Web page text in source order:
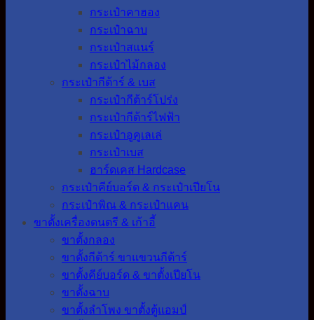
กระเป๋าคาฮอง
กระเป๋าฉาบ
กระเป๋าสแนร์
กระเป๋าไม้กลอง
กระเป๋ากีต้าร์ & เบส
กระเป๋ากีต้าร์โปร่ง
กระเป๋ากีต้าร์ไฟฟ้า
กระเป๋าอูคูเลเล่
กระเป๋าเบส
ฮาร์ดเคส Hardcase
กระเป๋าคีย์บอร์ด & กระเป๋าเปียโน
กระเป๋าพิณ & กระเป๋าแคน
ขาตั้งเครื่องดนตรี & เก้าอี้
ขาตั้งกลอง
ขาตั้งกีต้าร์ ขาแขวนกีต้าร์
ขาตั้งคีย์บอร์ด & ขาตั้งเปียโน
ขาตั้งฉาบ
ขาตั้งลำโพง ขาตั้งตู้แอมป์